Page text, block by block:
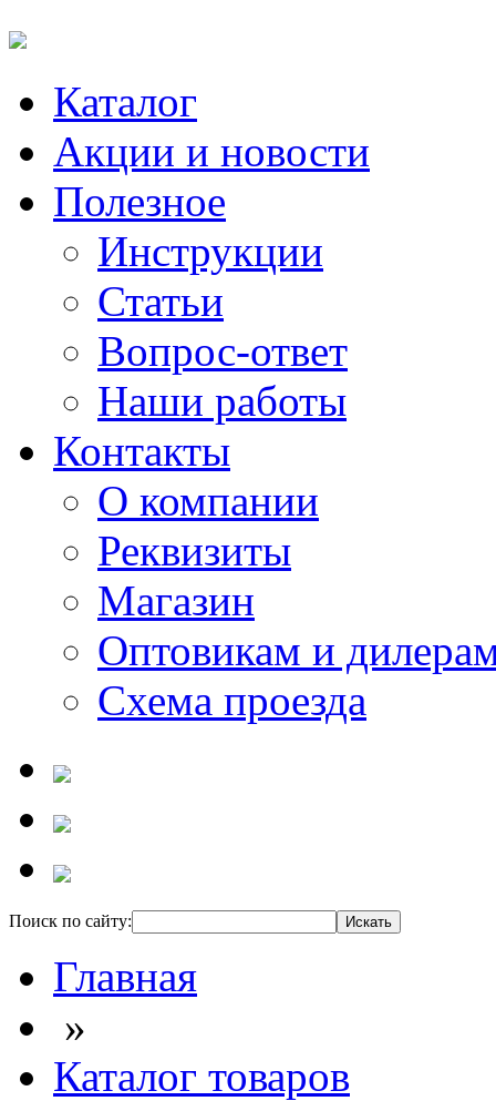
Каталог
Акции и новости
Полезное
Инструкции
Статьи
Вопрос-ответ
Наши работы
Контакты
О компании
Реквизиты
Магазин
Оптовикам и
Схема проезда
Поиск по сайту:
Главная
»
Каталог товаров